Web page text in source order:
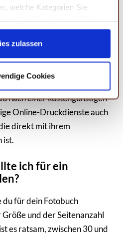
welche Kategorien Sie
nicht mehr alle
zur Verfügung stehen.
selbstverständlich jederzeit
der aufgrund
erfolgten Verarbeitung
Weitere Informationen finden
zulassen
Cookies
Softwareoptionen zur
Einige der beliebtesten und
Adobe InDesign
Programme bieten
nach deinen Wünschen
nach einer kostengünstigen
Online-Druckdienste auch
direkt mit ihrem
ist.
ich für ein
du für dein Fotobuch
und der Seitenanzahl
es ratsam, zwischen 30 und